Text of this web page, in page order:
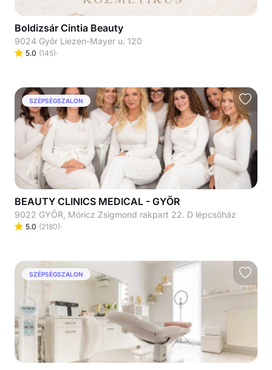
Boldizsár Cintia Beauty
9024 Győr Liezen-Mayer u. 120
5.0 (145)
SZÉPSÉGSZALON
BEAUTY CLINICS MEDICAL - GYŐR
9022 GYŐR, Móricz Zsigmond rakpart 22. D lépcsőház
5.0 (2180)
SZÉPSÉGSZALON